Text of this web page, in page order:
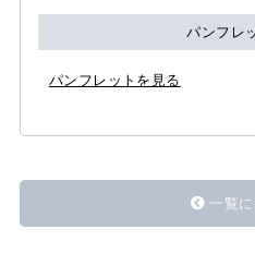
パンフレ
パンフレットを見る
一覧